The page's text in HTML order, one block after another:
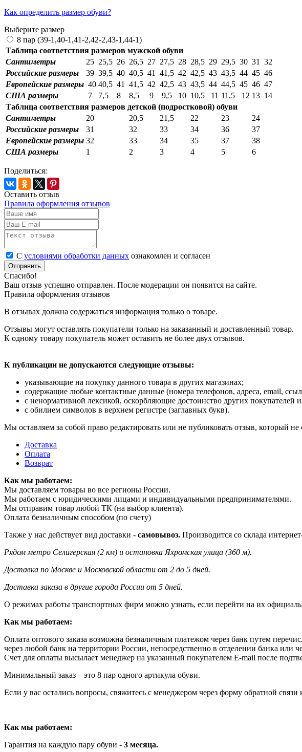
Как определить размер обуви?
Выберите размер
8 пар (39-1,40-1,41-2,42-2,43-1,44-1)
Таблица соответствия размеров мужской обуви
Сантиметры
25 25,5 26 26,5 27 27,5 28 28,5 29 29,5 30 31 32
Российские размеры
39 39,5 40 40,5 41 41,5 42 42,5 43 43,5 44 45 46
Европейские размеры 40 40,5 41 41,5 42 42,5 43 43,5 44 44,5 45 46 47
США размеры
7 7,5 8 8,5 9 9,5 10 10,5 11 11,5 12 13 14
Таблица соответствия размеров детской (подростковой) обуви
Сантиметры
20 20,5 21,5 22 23
24
Российские размеры
31 32 33 34 36
37
Европейские размеры 32 33 34 35 37
38
США размеры
1 2 3 4 5 6
Поделиться:
Оставить отзыв
Правила оформления отзывов
С условиями обработки данных ознакомлен и согласен
Отправить
Спасибо!
Ваш отзыв успешно отправлен. После модерации он появится на сайте.
Правила оформления отзывов
В отзывах должна содержаться информация только о товаре.
Отзывы могут оставлять покупатели только на заказанный и доставленный товар.
К одному товару покупатель может оставить не более двух отзывов.
К публикации не допускаются следующие отзывы:
указывающие на покупку данного товара в других магазинах;
содержащие любые контактные данные (номера телефонов, адреса, email,
с ненормативной лексикой, оскорбляющие достоинство других покупателей
с обилием символов в верхнем регистре (заглавных букв).
Мы оставляем за собой право редактировать или не публиковать отзыв, который
Доставка
Оплата
Возврат
Как мы работаем:
Мы доставляем товары во все регионы России.
Мы работаем с юридическими лицами и индивидуальными предпринимателями.
Мы отправим товар любой ТК (на выбор клиента).
Оплата безналичным способом (по счету)
Также у нас действует вид доставки - самовывоз. Производится со склада
Рядом метро Селигерская (2 км) и остановка Яхромская улица (360 м).
Доставка по Москве и Московской области от 2 до 5 дней.
Доставка заказа в другие города России от 5 дней.
О режимах работы транспортных фирм можно узнать, если перейти на их
Как мы работаем:
Оплата оптового заказа возможна безналичным платежом через банк путем
через любой банк на территории России, непосредственно в отделении банка или
Счет для оплаты высылает менеджер на указанный покупателем E-mail после
Минимальный заказ – это 8 пар одного артикула обуви.
Если у вас остались вопросы, свяжитесь с менеджером через форму обратной
Как мы работаем:
Гарантия на каждую пару обуви - 3 месяца.